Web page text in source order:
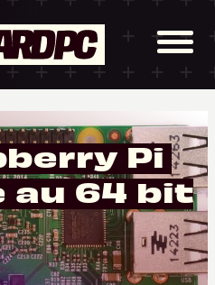
Pi
au 64